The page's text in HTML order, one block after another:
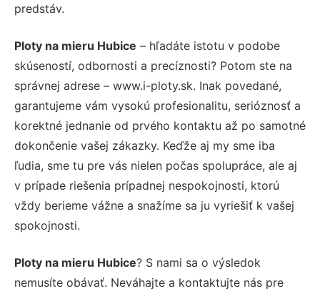
predstáv.
Ploty na mieru Hubice – hľadáte istotu v podobe
skúseností, odbornosti a precíznosti? Potom ste na
správnej adrese – www.i-ploty.sk. Inak povedané,
garantujeme vám vysokú profesionalitu, serióznosť a
korektné jednanie od prvého kontaktu až po samotné
dokončenie vašej zákazky. Keďže aj my sme iba
ľudia, sme tu pre vás nielen počas spolupráce, ale aj
v prípade riešenia prípadnej nespokojnosti, ktorú
vždy berieme vážne a snažíme sa ju vyriešiť k vašej
spokojnosti.
Ploty na mieru Hubice? S nami sa o výsledok
nemusíte obávať. Neváhajte a kontaktujte nás pre